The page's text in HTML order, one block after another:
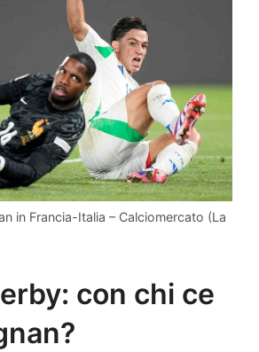
in Francia-Italia – Calciomercato (La
con chi ce